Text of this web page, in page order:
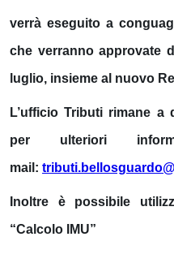
verrà eseguito a
che verranno approvate
luglio, insieme al nuovo
L’ufficio Tributi rimane
per ulteriori
mail:
Inoltre è possibile
“Calcolo IMU”